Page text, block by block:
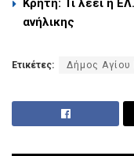
Κρήτη: Τι λέει η
ανήλικης
Ετικέτες: Δήμος Αγίου